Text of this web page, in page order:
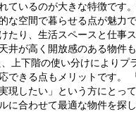
ているのが大きな特徴です
な空間で暮らせる点が魅力
たり、生活スペースと仕事
井が高く開放感のある物件
上下階の使い分けにより
できる点もメリットです。
現したい」という方にとっ
に合わせて最適な物件を探し